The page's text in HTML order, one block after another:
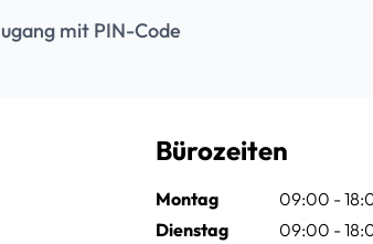
mit PIN-Code
Bürozeiten
Montag
09:00 -
Dienstag
09:00 -